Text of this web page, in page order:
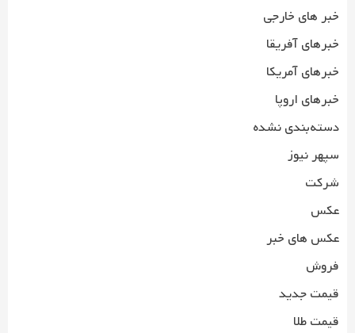
خبر های خارجی
خبرهای آفریقا
خبرهای آمریکا
خبرهای اروپا
دسته‌بندی نشده
سپهر نیوز
شرکت
عکس
عکس های خبر
فروش
قیمت جدید
قیمت طلا